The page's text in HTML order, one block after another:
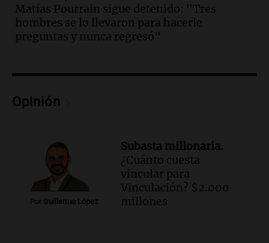
Una mañana para todos
Episodios
contra el tiempo: necesita un trasplante
Una mañana para todos
de julio será menor al 2,9% registrado
en CABA
Una mañana para todos
Episodios
Audio.Altas Cumbres: rescataron a una
Matías Pourrain sigue detenido: "Tres
hombres se lo llevaron para hacerle
preguntas y nunca regresó"
Opinión
Por Guillermo López
Subasta millonaria.
¿Cuánto cuesta
vincular para
Vinculación? $2.000
millones